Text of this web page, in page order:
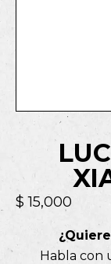
$15,000
Habla con